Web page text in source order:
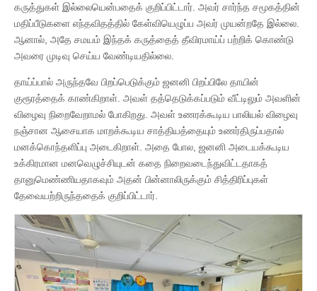
கருத்துகள் இல்லையென்பதைக் குறிப்பிட்டார். அவர் சார்ந்த சமூகத்தின்
மதிப்பீடுகளை எந்தவிதத்தில் கேள்வியெழுப்ப அவர் முயன்றதே இல்லை.
ஆனால், அதே சமயம் இந்தக் கருத்தைத் தீவிரமாய்ப் பற்றிக் கொண்டு
அவரை முடிவு செய்ய வேண்டியதில்லை.
தாய்ப்பால் அருந்தவே பிறப்பெடுக்கும் ஜனனி பிறப்பிலே தாயின்
குரூரத்தைக் காண்கிறாள். அவள் தத்தெடுக்கப்படும் வீட்டிலும் அவளின்
விழைவு நிறைவேறாமல் போகிறது. அவள் உணரக்கூடிய பாலியல் விழைவு
நஞ்சான ஆசையாக மாறக்கூடிய சாத்தியத்தையும் உணர்திருப்பதால்
மனக்கொந்தளிப்பு அடைகிறாள். அதை போல, ஜனனி அடையக்கூடிய
உக்கிரமான மனவெழுச்சியுடன் கதை நிறைவடைந்துவிட்டதாகத்
தானுமெண்ணியதாகவும் அதன் பின்னாலிருக்கும் சித்திரிப்புகள்
தேவையற்றிருந்ததைக் குறிப்பிட்டார்.